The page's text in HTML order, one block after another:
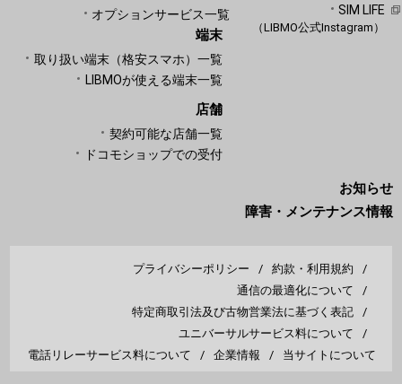
オプションサービス一覧
端末
取り扱い端末（格安スマホ）一覧
LIBMOが使える端末一覧
店舗
契約可能な店舗一覧
ドコモショップでの受付
SIM LIFE
（LIBMO公式Instagram）
お知らせ
障害・メンテナンス情報
プライバシーポリシー
約款・利用規約
通信の最適化について
特定商取引法及び古物営業法に基づく表記
ユニバーサルサービス料について
電話リレーサービス料について
企業情報 当サイトについて